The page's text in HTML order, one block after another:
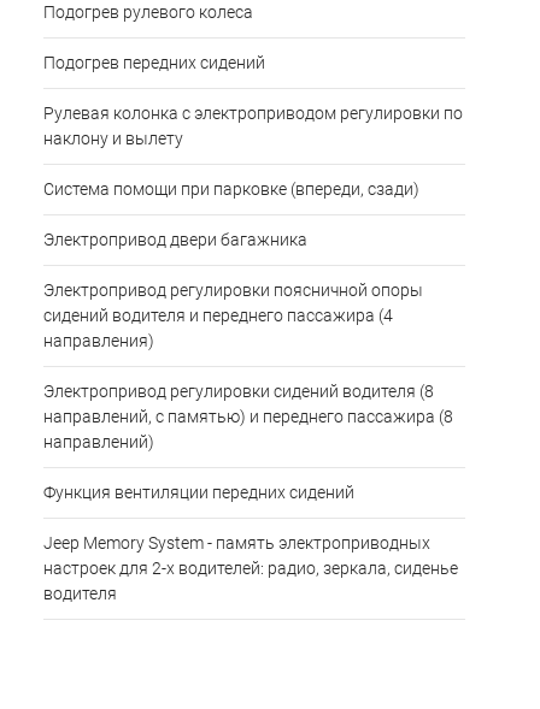
Подогрев рулевого колеса
Подогрев передних сидений
Рулевая колонка с электроприводом регулировки по
наклону и вылету
Система помощи при парковке (впереди, сзади)
Электропривод двери багажника
Электропривод регулировки поясничной опоры
сидений водителя и переднего пассажира (4
направления)
Электропривод регулировки сидений водителя (8
направлений, с памятью) и переднего пассажира (8
направлений)
Функция вентиляции передних сидений
Jeep Memory System - память электроприводных
настроек для 2-х водителей: радио, зеркала, сиденье
водителя